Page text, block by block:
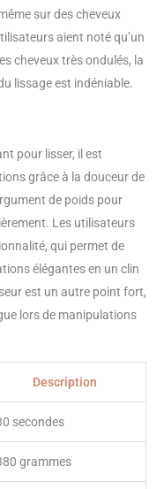
sur des cheveux
aient noté qu’un
cheveux très ondulés, la
lissage est indéniable.
pour lisser, il est
grâce à la douceur de
de poids pour
Les utilisateurs
qui permet de
élégantes en un clin
est un autre point fort,
lors de manipulations
Description
secondes
grammes